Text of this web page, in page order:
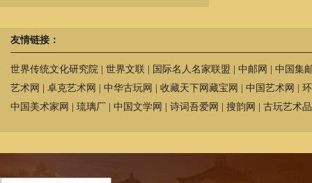
友情链接：
世界传统文化研究院 世界文联 国际名人名家联盟 中邮网
中国集
艺术网
卓克艺术网 中华古玩网 收藏天下网藏宝网 中国艺术网
中国美术家网
琉璃厂 中国文学网 诗词吾爱网 搜韵网 古玩艺术